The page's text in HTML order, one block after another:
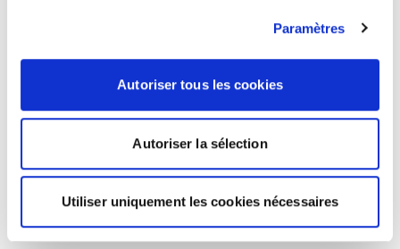
Paramètres
Autoriser tous les cookies
Autoriser la sélection
Utiliser uniquement les cookies nécessaires